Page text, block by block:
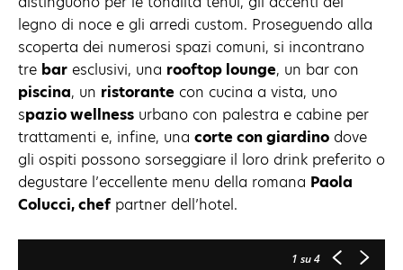
legno di noce e gli arredi custom. Proseguendo alla
scoperta dei numerosi spazi comuni, si incontrano
tre bar esclusivi, una rooftop lounge, un bar con
piscina, un ristorante con cucina a vista, uno
spazio wellness urbano con palestra e cabine per
trattamenti e, infine, una corte con giardino dove
gli ospiti possono sorseggiare il loro drink preferito o
degustare l’eccellente menu della romana Paola
Colucci, chef partner dell’hotel.
1 su 4